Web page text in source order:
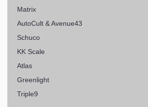
Matrix
AutoCult & Avenue43
Schuco
KK Scale
Atlas
Greenlight
Triple9